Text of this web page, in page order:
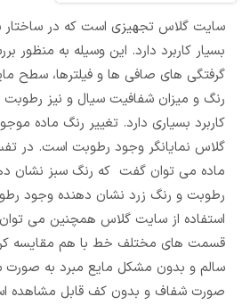
سایت گلاس تجهیزی است که در ساختار
بسیار کاربرد دارد. این وسیله به منظور
گرفتگی های صافی ها و فیلترها، سطح
رنگ و میزان شفافیت سیال و نیز
کاربرد بسیاری دارد. تغییر رنگ ماده
گلاس نمایانگر وجود رطوبت است. در
ماده می توان گفت که رنگ سبز نشان
رطوبت و رنگ زرد نشان دهنده وجود
استفاده از سایت گلاس همچنین می
قسمت های مختلف خط با هم مقایسه
سالم و بدون مشکل مایع مبرد به صورت
صورت شفاف و بدون کف قابل مشاهده